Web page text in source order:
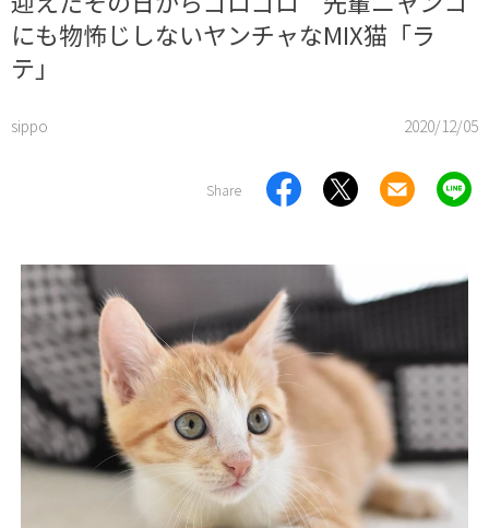
にも物怖じしないヤンチャなMIX猫「ラ
テ」
sippo 2020/12/05
Share